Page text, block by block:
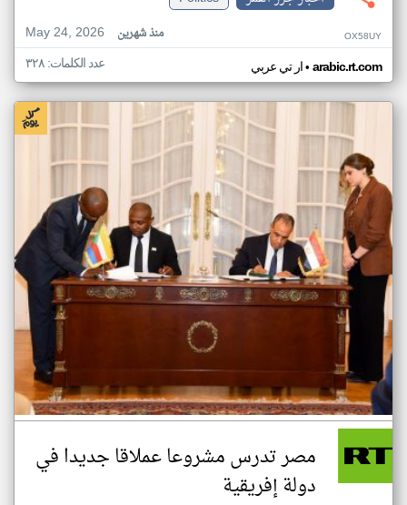
May 24, 2026
منذ شهرين OX58UY
ار تي عربي• arabic.rt.com عدد الكلمات: ٣٢٨
مصر تدرس مشروعا عملاقا جديدا في
دولة إفريقية